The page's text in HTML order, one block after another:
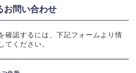
お問い合わせ
確認するには、下記フォームより情
てください。